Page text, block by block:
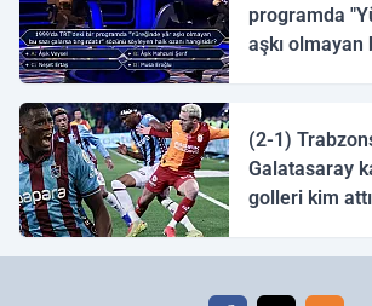
programda
aşkı olmayan
(2-1)
Galatasaray
golleri kim
golleri!